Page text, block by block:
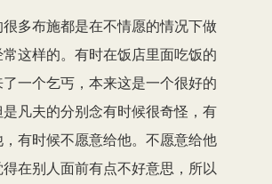
多布施都是在不情愿的情况下做
这样的。有时在饭店里面吃饭的
一个乞丐，本来这是一个很好的
凡夫的分别念有时候很奇怪，有
有时候不愿意给他。不愿意给他
在别人面前有点不好意思，所以